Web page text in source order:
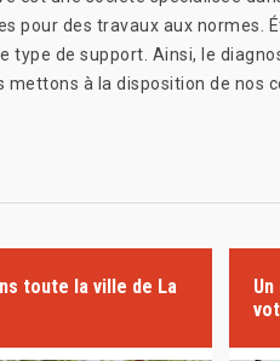
pour des travaux aux normes.
type de support. Ainsi, le
mettons à la disposition de
toute la ville de La